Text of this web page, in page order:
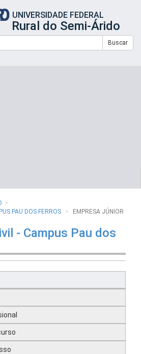
UNIVERSIDADE FEDERAL
Rural do Semi-Árido
Buscar
PAU DOS FERROS
EMPRESA JÚNIOR
- Campus Pau dos